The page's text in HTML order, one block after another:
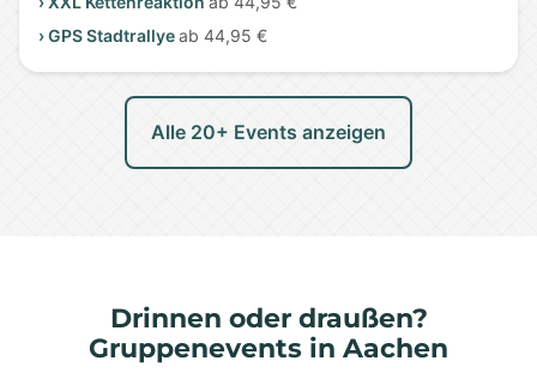
› GPS Stadtrallyeab 44,95 €
Alle 20+ Events anzeigen
Drinnen oder draußen?
Gruppenevents in Aachen